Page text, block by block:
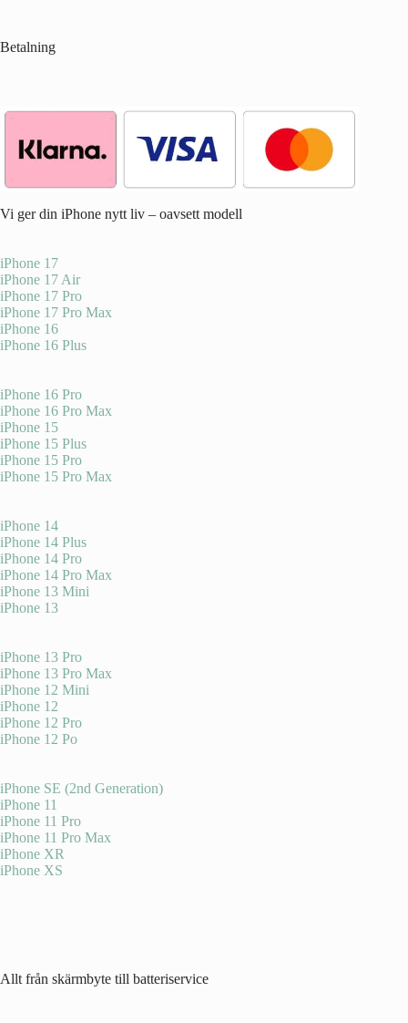
Betalning
Vi ger din iPhone nytt liv – oavsett modell
iPhone 17
iPhone 17 Air
iPhone 17 Pro
iPhone 17 Pro Max
iPhone 16
iPhone 16 Plus
iPhone 16 Pro
iPhone 16 Pro Max
iPhone 15
iPhone 15 Plus
iPhone 15 Pro
iPhone 15 Pro Max
iPhone 14
iPhone 14 Plus
iPhone 14 Pro
iPhone 14 Pro Max
iPhone 13 Mini
iPhone 13
iPhone 13 Pro
iPhone 13 Pro Max
iPhone 12 Mini
iPhone 12
iPhone 12 Pro
iPhone 12 Po
iPhone SE (2nd Generation)
iPhone 11
iPhone 11 Pro
iPhone 11 Pro Max
iPhone XR
iPhone XS
Allt från skärmbyte till batteriservice